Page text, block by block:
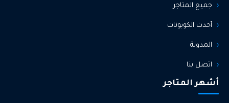
جميع المتاجر
أحدث الكوبونات
المدونة
اتصل بنا
أشهر المتاجر